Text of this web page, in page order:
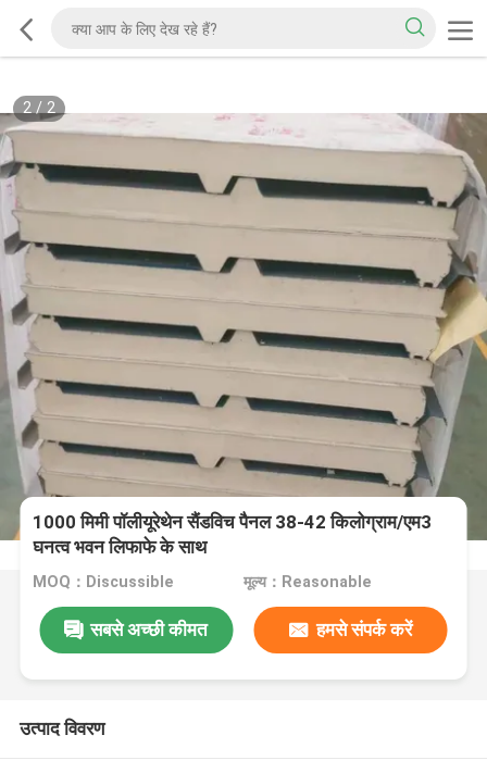
2/ 2
1000 मिमी पॉलीयूरेथेन सैंडविच पैनल 38-42 किलोग्राम/एम3
घनत्व भवन लिफाफे के साथ
MOQ：Discussible मूल्य：Reasonable
सबसे अच्छी कीमत हमसे संपर्क करें
उत्पाद विवरण